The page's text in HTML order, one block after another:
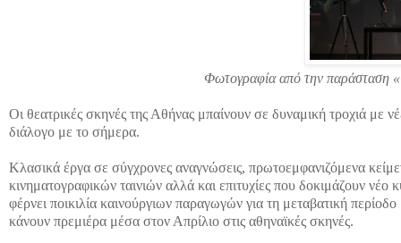
Φωτογραφία από την παράσταση
Οι θεατρικές σκηνές της Αθήνας μπαίνουν σε δυναμική τροχιά με
διάλογο με το σήμερα.
Κλασικά έργα σε σύγχρονες αναγνώσεις, πρωτοεμφανιζόμενα
κινηματογραφικών ταινιών αλλά και επιτυχίες που δοκιμάζουν
φέρνει ποικιλία καινούργιων παραγωγών για τη μεταβατική
κάνουν πρεμιέρα μέσα στον Απρίλιο στις αθηναϊκές σκηνές.